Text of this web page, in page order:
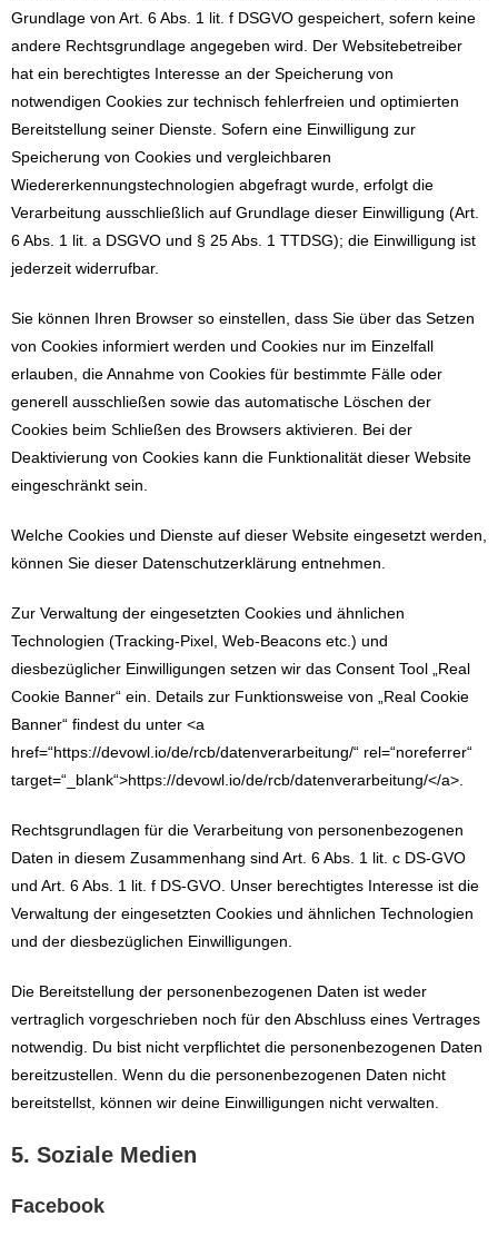
Grundlage von Art. 6 Abs. 1 lit. f DSGVO gespeichert, sofern keine
andere Rechtsgrundlage angegeben wird. Der Websitebetreiber
hat ein berechtigtes Interesse an der Speicherung von
notwendigen Cookies zur technisch fehlerfreien und optimierten
Bereitstellung seiner Dienste. Sofern eine Einwilligung zur
Speicherung von Cookies und vergleichbaren
Wiedererkennungstechnologien abgefragt wurde, erfolgt die
Verarbeitung ausschließlich auf Grundlage dieser Einwilligung (Art.
6 Abs. 1 lit. a DSGVO und § 25 Abs. 1 TTDSG); die Einwilligung ist
jederzeit widerrufbar.
Sie können Ihren Browser so einstellen, dass Sie über das Setzen
von Cookies informiert werden und Cookies nur im Einzelfall
erlauben, die Annahme von Cookies für bestimmte Fälle oder
generell ausschließen sowie das automatische Löschen der
Cookies beim Schließen des Browsers aktivieren. Bei der
Deaktivierung von Cookies kann die Funktionalität dieser Website
eingeschränkt sein.
Welche Cookies und Dienste auf dieser Website eingesetzt werden,
können Sie dieser Datenschutzerklärung entnehmen.
Zur Verwaltung der eingesetzten Cookies und ähnlichen
Technologien (Tracking-Pixel, Web-Beacons etc.) und
diesbezüglicher Einwilligungen setzen wir das Consent Tool „Real
Cookie Banner“ ein. Details zur Funktionsweise von „Real Cookie
Banner“ findest du unter <a
href=“https://devowl.io/de/rcb/datenverarbeitung/“ rel=“noreferrer“
target=“_blank“>https://devowl.io/de/rcb/datenverarbeitung/</a>.
Rechtsgrundlagen für die Verarbeitung von personenbezogenen
Daten in diesem Zusammenhang sind Art. 6 Abs. 1 lit. c DS-GVO
und Art. 6 Abs. 1 lit. f DS-GVO. Unser berechtigtes Interesse ist die
Verwaltung der eingesetzten Cookies und ähnlichen Technologien
und der diesbezüglichen Einwilligungen.
Die Bereitstellung der personenbezogenen Daten ist weder
vertraglich vorgeschrieben noch für den Abschluss eines Vertrages
notwendig. Du bist nicht verpflichtet die personenbezogenen Daten
bereitzustellen. Wenn du die personenbezogenen Daten nicht
bereitstellst, können wir deine Einwilligungen nicht verwalten.
5. Soziale Medien
Facebook